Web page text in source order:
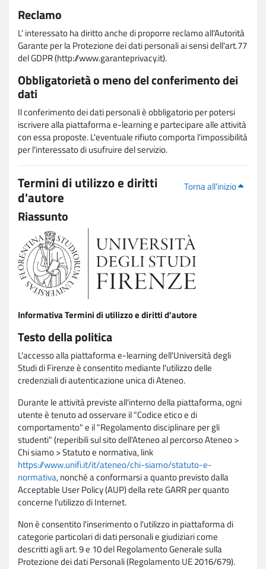
Reclamo
L' interessato ha diritto anche di proporre reclamo all'Autorità
Garante per la Protezione dei dati personali ai sensi dell'art.77
del GDPR (http://www.garanteprivacy.it).
Obbligatorietà o meno del conferimento dei
dati
Il conferimento dei dati personali è obbligatorio per potersi
iscrivere alla piattaforma e-learning e partecipare alle attività
con essa proposte. L'eventuale rifiuto comporta l'impossibilità
per l'interessato di usufruire del servizio.
Torna all'inizio
Termini di utilizzo e diritti
d'autore
Riassunto
Informativa Termini di utilizzo e diritti d'autore
Testo della politica
L'accesso alla piattaforma e-learning dell'Università degli
Studi di Firenze è consentito mediante l'utilizzo delle
credenziali di autenticazione unica di Ateneo.
Durante le attività previste all'interno della piattaforma, ogni
utente è tenuto ad osservare il "Codice etico e di
comportamento" e il "Regolamento disciplinare per gli
studenti" (reperibili sul sito dell'Ateneo al percorso Ateneo >
Chi siamo > Statuto e normativa, link
https://www.unifi.it/it/ateneo/chi-siamo/statuto-e-
normativa, nonché a conformarsi a quanto previsto dalla
Acceptable User Policy (AUP) della rete GARR per quanto
concerne l'utilizzo di Internet.
Non è consentito l'inserimento o l'utilizzo in piattaforma di
categorie particolari di dati personali e giudiziari come
descritti agli art. 9 e 10 del Regolamento Generale sulla
Protezione dei dati Personali (Regolamento UE 2016/679).